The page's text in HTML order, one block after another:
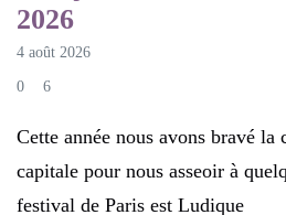
2026
4 août 2026
0 6
Cette année nous avons bravé la
capitale pour nous asseoir à
festival de Paris est Ludique